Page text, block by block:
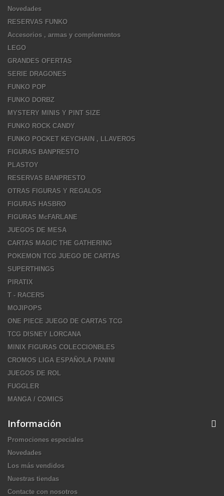
Novedades
RESERVAS FUNKO
Accesorios , armas y complementos
LEGO
GRANDES OFERTAS
SERIE DRAGONES
FUNKO POP
FUNKO DORBZ
MYSTERY MINIS Y PINT SIZE
FUNKO ROCK CANDY
FUNKO POCKET KEYCHAIN , LLAVEROS
FIGURAS BANPRESTO
PLASTOY
RESERVAS BANPRESTO
OTRAS FIGURAS Y REGALOS
FIGURAS HASBRO
FIGURAS McFARLANE
JUEGOS DE MESA
CARTAS MAGIC THE GATHERING
POKEMON TCG JUEGO DE CARTAS
SUPERTHINGS
PIRATIX
T - RACERS
MOJIPOPS
ONE PIECE JUEGO DE CARTAS TCG
TCG DISNEY LORCANA
MINIX FIGURAS COLECCIONBLES
CROMOS LIGA ESPAÑOLA PANINI
JUEGOS DE ROL
FUGGLER
MANGA / COMICS
Información
Promociones especiales
Novedades
Los más vendidos
Nuestras tiendas
Contacte con nosotros